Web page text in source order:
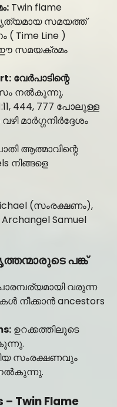
Twin flame
സമയത്ത്
( Time Line )
ഈ സമയക്രമം
വേർപാടിന്റെ
നൽകുന്നു.
444, 777 പോലുള്ള
മാർഗ്ഗനിർദ്ദേശം
ആത്മാവിന്റെ
നിങ്ങളെ
(സംരക്ഷണം),
Samuel
പങ്ക്
വരുന്ന
നീക്കാൻ ancestors
ഉറക്കത്തിലൂടെ
സംരക്ഷണവും
– Twin Flame